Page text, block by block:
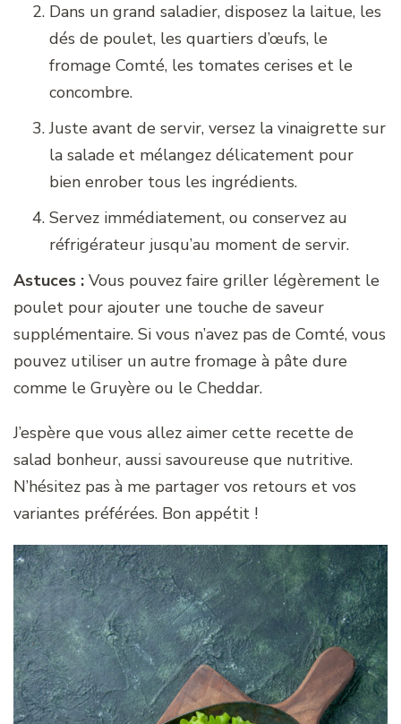
Dans un grand saladier, disposez la laitue, les
dés de poulet, les quartiers d’œufs, le
fromage Comté, les tomates cerises et le
concombre.
Juste avant de servir, versez la vinaigrette sur
la salade et mélangez délicatement pour
bien enrober tous les ingrédients.
Servez immédiatement, ou conservez au
réfrigérateur jusqu’au moment de servir.
Astuces : Vous pouvez faire griller légèrement le
poulet pour ajouter une touche de saveur
supplémentaire. Si vous n’avez pas de Comté, vous
pouvez utiliser un autre fromage à pâte dure
comme le Gruyère ou le Cheddar.
J’espère que vous allez aimer cette recette de
salad bonheur, aussi savoureuse que nutritive.
N’hésitez pas à me partager vos retours et vos
variantes préférées. Bon appétit !